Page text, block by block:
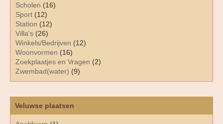
Scholen (16)
Sport (12)
Station (12)
Villa's (26)
Winkels/Bedrijven (12)
Woonvormen (16)
Zoekplaatjes en Vragen (2)
Zwembad(water) (9)
Veluwse plaatsen